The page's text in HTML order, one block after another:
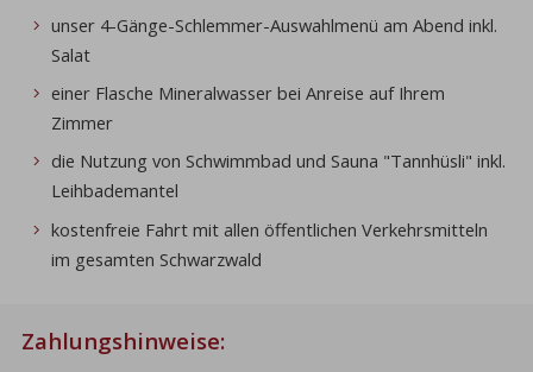
unser 4-Gänge-Schlemmer-Auswahlmenü am Abend inkl.
Salat
einer Flasche Mineralwasser bei Anreise auf Ihrem
Zimmer
die Nutzung von Schwimmbad und Sauna "Tannhüsli" inkl.
Leihbademantel
kostenfreie Fahrt mit allen öffentlichen Verkehrsmitteln
im gesamten Schwarzwald
Zahlungshinweise: